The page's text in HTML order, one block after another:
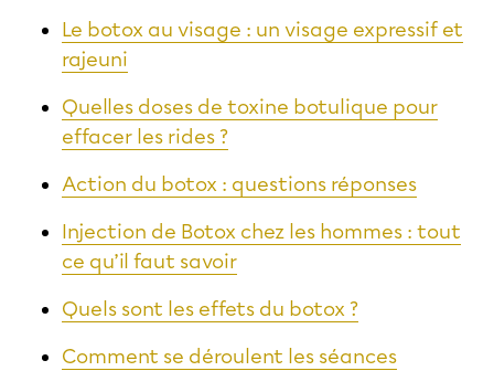
Le botox au visage : un visage expressif et
rajeuni
Quelles doses de toxine botulique pour
effacer les rides ?
Action du botox : questions réponses
Injection de Botox chez les hommes : tout
ce qu’il faut savoir
Quels sont les effets du botox ?
Comment se déroulent les séances